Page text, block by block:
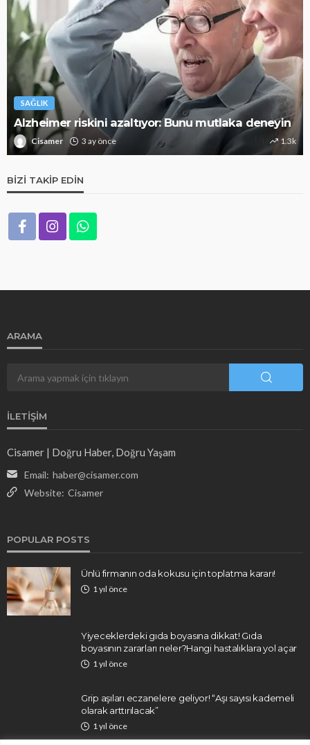
SAĞLIK
Alzheimer riskini azaltıyor: Bunu mutlaka deneyin
Cisamer 3 ay önce 1.3k
BIZI TAKIP EDIN
ARAMA
İLETIŞIM
Cisamer | Doğru Haber, Doğru Yaşam
Email: haber@cisamer.com
Website: Cisamer
POPULAR POSTS
Ünlü firmanın oda kokusu için toplatma kararı!
1 yıl önce
Yiyeceklerdeki gıda boyasına dikkat! Gıda
boyasının zararları neler?Hangi hastalıklara yol açar
1 yıl önce
Grip aşıları eczanelere geliyor! “Aşı sayısı kademeli
olarak arttırılacak”
1 yıl önce